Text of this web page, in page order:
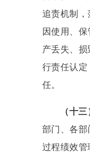
各部门、
切实加强固
知精神，落
要求，规范
术支撑，确保
主办：新疆乌恰县人民
政府网站标识码：
地 址：新疆克州乌恰县